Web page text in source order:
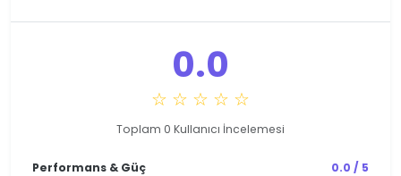
0.0
☆ ☆ ☆ ☆ ☆
Toplam 0 Kullanıcı İncelemesi
Performans & Güç 0.0 / 5